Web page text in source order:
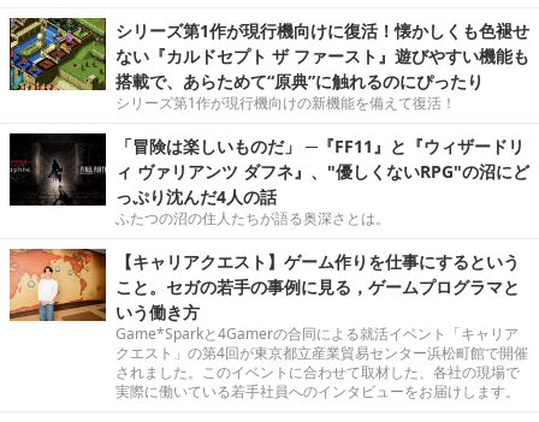
シリーズ第1作が現行機向けに復活！懐かしくも色褪せ
ない『カルドセプト ザ ファースト』遊びやすい機能も
搭載で、あらためて“原典”に触れるのにぴったり
シリーズ第1作が現行機向けの新機能を備えて復活！
「冒険は楽しいものだ」 ─『FF11』と『ウィザードリ
ィ ヴァリアンツ ダフネ』、"優しくないRPG"の沼にど
っぷり沈んだ4人の話
ふたつの沼の住人たちが語る奥深さとは。
【キャリアクエスト】ゲーム作りを仕事にするという
こと。セガの若手の事例に見る，ゲームプログラマと
いう働き方
Game*Sparkと4Gamerの合同による就活イベント「キャリア
クエスト」の第4回が東京都立産業貿易センター浜松町館で開催
されました。このイベントに合わせて取材した、各社の現場で
実際に働いている若手社員へのインタビューをお届けします。